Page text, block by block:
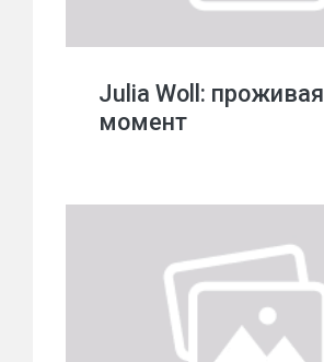
Julia Woll: проживая
момент